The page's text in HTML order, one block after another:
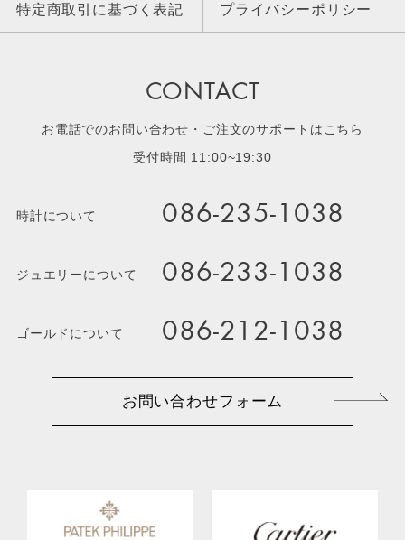
特定商取引に基づく表記 プライバシーポリシー
CONTACT
お電話でのお問い合わせ・ご注文のサポートはこちら
受付時間 11:00~19:30
時計について 086-235-1038
ジュエリーについて 086-233-1038
ゴールドについて 086-212-1038
お問い合わせフォーム